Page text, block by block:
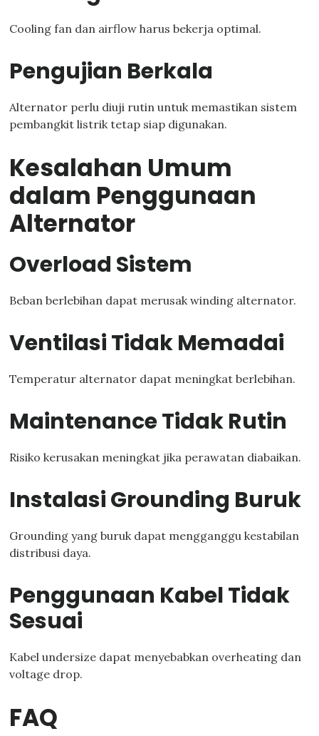
Cooling fan dan airflow harus bekerja optimal.
Pengujian Berkala
Alternator perlu diuji rutin untuk memastikan sistem
pembangkit listrik tetap siap digunakan.
Kesalahan Umum
dalam Penggunaan
Alternator
Overload Sistem
Beban berlebihan dapat merusak winding alternator.
Ventilasi Tidak Memadai
Temperatur alternator dapat meningkat berlebihan.
Maintenance Tidak Rutin
Risiko kerusakan meningkat jika perawatan diabaikan.
Instalasi Grounding Buruk
Grounding yang buruk dapat mengganggu kestabilan
distribusi daya.
Penggunaan Kabel Tidak
Sesuai
Kabel undersize dapat menyebabkan overheating dan
voltage drop.
FAQ